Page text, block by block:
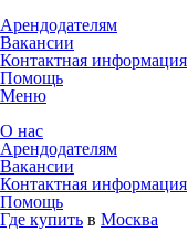
Арендодателям
Вакансии
Контактная информация
Помощь
Меню
О нас
Арендодателям
Вакансии
Контактная информация
Помощь
Где купить в Москва